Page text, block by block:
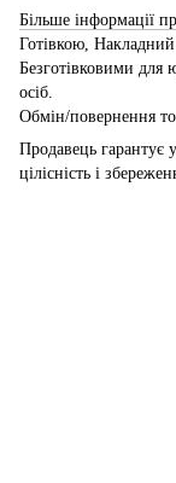
Більше інформації
Готівкою,
Безготівковими для
осіб.
Обмін/повернення
Продавець гарантує
цілісність і